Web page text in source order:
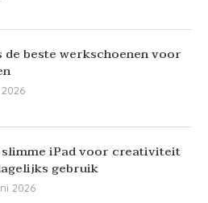
de beste werkschoenen voor
slimme iPad voor creativiteit
gebruik
2026